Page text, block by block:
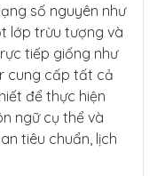
số nguyên như
lớp trừu tượng và
tiếp giống như
cung cấp tất cả
để thực hiện
ngữ cụ thể và
tiêu chuẩn, lịch